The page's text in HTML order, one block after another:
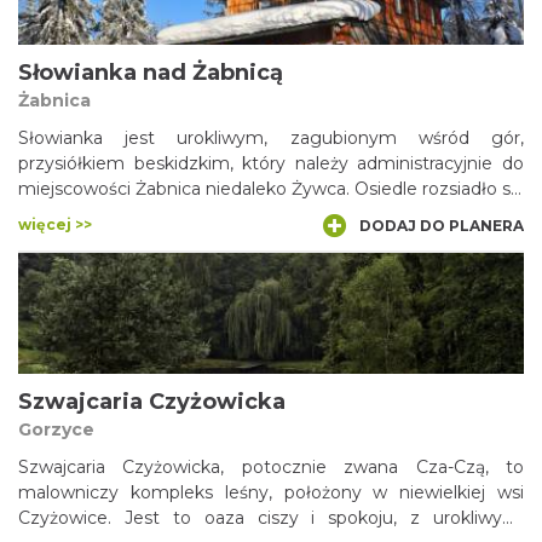
Słowianka nad Żabnicą
Żabnica
Słowianka jest urokliwym, zagubionym wśród gór,
przysiółkiem beskidzkim, który należy administracyjnie do
miejscowości Żabnica niedaleko Żywca. Osiedle rozsiadło się
na dużej polanie, położonej na grzbiecie, który wieńczy
dominujący nad okolicą szczyt Romanka (1366 m n.p.m.) i
biegnie ku północy. W drewnianym, okazałym domu mieści
się tutaj prywatna Górska Stacja Turystyczna „Słowianka”,
oferująca turystom nocleg, zakupy w sklepie spożywczym,
a nawet jazdę konną.
więcej >> DODAJ DO PLANERA
Szwajcaria Czyżowicka
Gorzyce
Szwajcaria Czyżowicka, potocznie zwana Cza-Czą, to
malowniczy kompleks leśny, położony w niewielkiej wsi
Czyżowice. Jest to oaza ciszy i spokoju, z urokliwymi